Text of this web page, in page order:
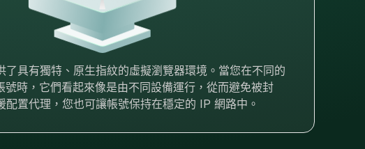
了具有獨特、原生指紋的虛擬瀏覽器環境。當您在不同的
號時，它們看起來像是由不同設備運行，從而避免被封
置代理，您也可讓帳號保持在穩定的 IP 網路中。